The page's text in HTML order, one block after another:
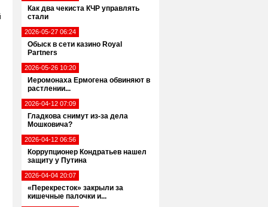
Как два чекиста КЧР управлять
стали
2026-05-27 06:24
Обыск в сети казино Royal
Partners
2026-05-26 10:20
Иеромонаха Ермогена обвиняют в
растлении...
2026-04-12 07:09
Гладкова снимут из-за дела
Мошковича?
2026-04-12 06:56
Коррупционер Кондратьев нашел
защиту у Путина
2026-04-04 20:07
«Перекресток» закрыли за
кишечные палочки и...